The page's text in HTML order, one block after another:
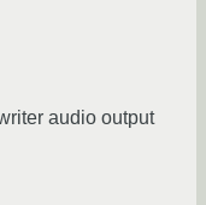
audio output